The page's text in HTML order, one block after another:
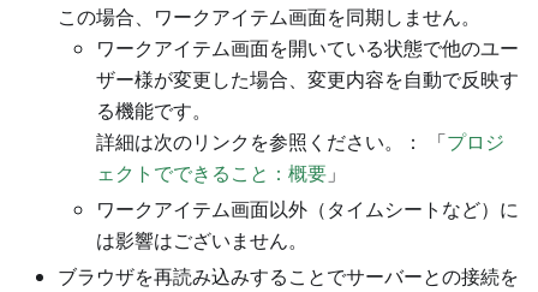
この場合、ワークアイテム画面を同期しません。
ワークアイテム画面を開いている状態で他のユー
ザー様が変更した場合、変更内容を自動で反映す
る機能です。
詳細は次のリンクを参照ください。： 「プロジ
ェクトでできること：概要 」
ワークアイテム画面以外（タイムシートなど）に
は影響はございません。
ブラウザを再読み込みすることでサーバーとの接続を